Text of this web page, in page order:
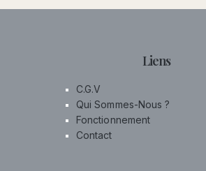
Liens
C.G.V
Qui Sommes-Nous ?
Fonctionnement
Contact